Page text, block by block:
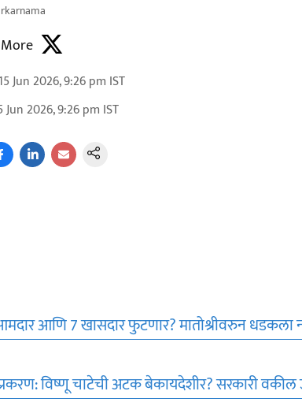
15 Jun 2026, 9:26 pm IST
Jun 2026, 9:26 pm IST
आणि 7 खासदार फुटणार? मातोश्रीवरुन धडकला
विष्णू चाटेची अटक बेकायदेशीर? सरकारी वकील